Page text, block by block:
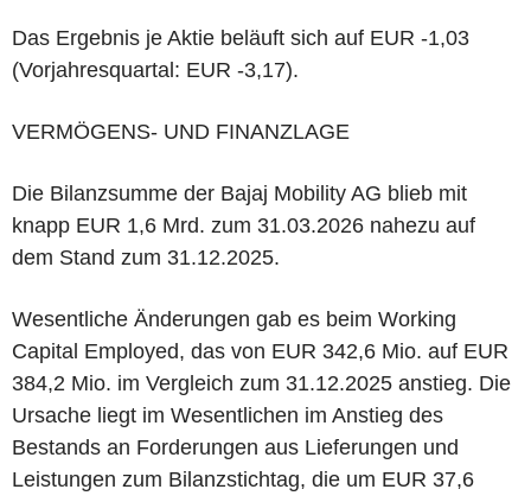
Das Ergebnis je Aktie beläuft sich auf EUR -1,03
(Vorjahresquartal: EUR -3,17).
VERMÖGENS- UND FINANZLAGE
Die Bilanzsumme der Bajaj Mobility AG blieb mit
knapp EUR 1,6 Mrd. zum 31.03.2026 nahezu auf
dem Stand zum 31.12.2025.
Wesentliche Änderungen gab es beim Working
Capital Employed, das von EUR 342,6 Mio. auf EUR
384,2 Mio. im Vergleich zum 31.12.2025 anstieg. Die
Ursache liegt im Wesentlichen im Anstieg des
Bestands an Forderungen aus Lieferungen und
Leistungen zum Bilanzstichtag, die um EUR 37,6